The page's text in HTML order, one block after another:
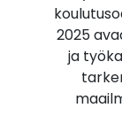
2025
ja